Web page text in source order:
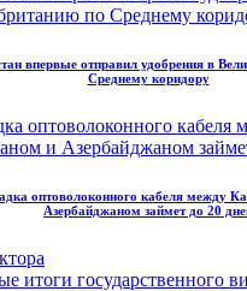
впервые отправил удобрения в
Среднему коридору
оптоволоконного кабеля между
Азербайджаном займет до 20